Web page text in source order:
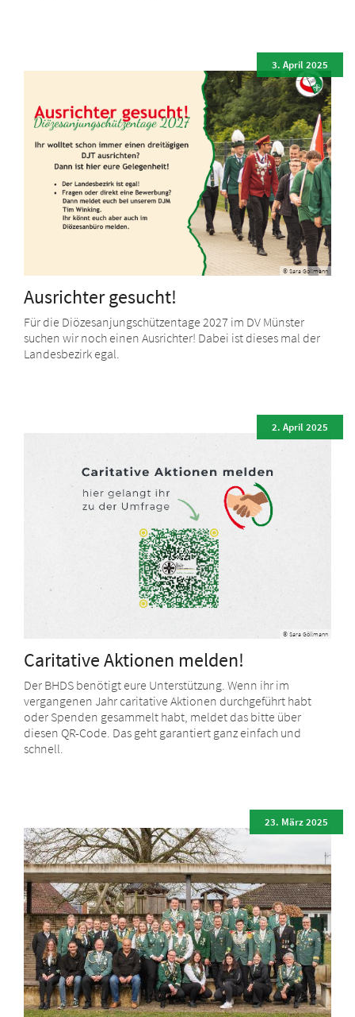
© Sara Göllmann
Ausrichter gesucht!
3. April 2025
Für die Diözesanjungschützentage 2027 im DV Münster
suchen wir noch einen Ausrichter! Dabei ist dieses mal der
Landesbezirk egal.
© Sara Göllmann
Caritative Aktionen melden!
2. April 2025
Der BHDS benötigt eure Unterstützung. Wenn ihr im
vergangenen Jahr caritative Aktionen durchgeführt habt
oder Spenden gesammelt habt, meldet das bitte über
diesen QR-Code. Das geht garantiert ganz einfach und
schnell.
23. März 2025